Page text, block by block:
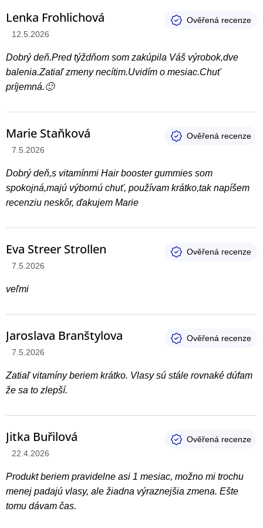
Lenka Frohlichová
Hodnotenie produktu je 5 z 5 hviezdičiek.
12.5.2026
Dobrý deň.Pred týždňom som zakúpila Váš výrobok,dve
balenia.Zatiaľ zmeny necítim.Uvidím o mesiac.Chuť
príjemná.🙂
Marie Staňková
Hodnotenie produktu je 5 z 5 hviezdičiek.
7.5.2026
Dobrý deň,s vitamínmi Hair booster gummies som
spokojná,majú výbornú chuť, používam krátko,tak napíšem
recenziu neskôr, ďakujem Marie
Eva Streer Strollen
Hodnotenie produktu je 5 z 5 hviezdičiek.
7.5.2026
veľmi
Jaroslava Branštylova
Hodnotenie produktu je 5 z 5 hviezdičiek.
7.5.2026
Zatiaľ vitamíny beriem krátko. Vlasy sú stále rovnaké dúfam
že sa to zlepší.
Jitka Buřilová
Hodnotenie produktu je 3 z 5 hviezdičiek.
22.4.2026
Produkt beriem pravidelne asi 1 mesiac, možno mi trochu
menej padajú vlasy, ale žiadna výraznejšia zmena. Ešte
tomu dávam čas.